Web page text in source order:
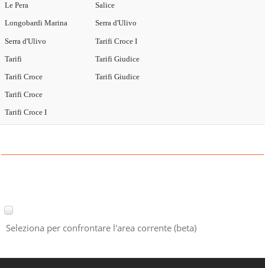
Le Pera
Longobardi Marina
Salice
Serra d'Ulivo
Serra d'Ulivo
Tarifi
Tarifi Croce
Tarifi Croce
Tarifi Croce I
Tarifi Croce I
Tarifi Giudice
Tarifi Giudice
Seleziona per confrontare l'area corrente (beta)